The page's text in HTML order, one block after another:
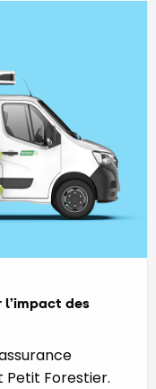
des
Forestier.